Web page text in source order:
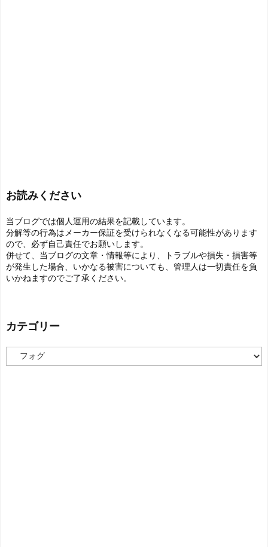
お読みください
当ブログでは個人運用の結果を記載しています。
分解等の行為はメーカー保証を受けられなくなる可能性があります
ので、必ず自己責任でお願いします。
併せて、当ブログの文章・情報等により、トラブルや損失・損害等
が発生した場合、いかなる被害についても、管理人は一切責任を負
いかねますのでご了承ください。
カテゴリー
テ